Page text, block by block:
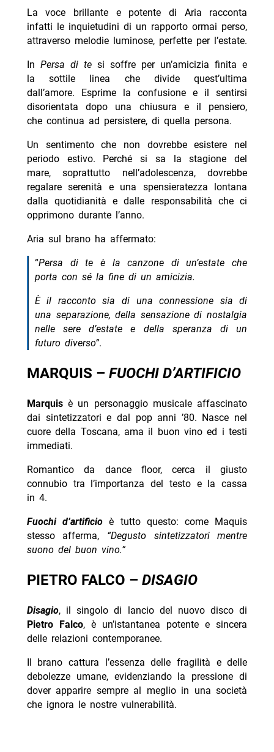
La voce brillante e potente di Aria racconta
infatti le inquietudini di un rapporto ormai perso,
attraverso melodie luminose, perfette per l’estate.
In Persa di tesi soffre per un’amicizia finita e
la sottile linea che divide quest’ultima
dall’amore. Esprime la confusione e il sentirsi
disorientata dopo una chiusura e il pensiero,
che continua ad persistere, di quella persona.
Un sentimento che non dovrebbe esistere nel
periodo estivo. Perché si sa la stagione del
mare, soprattutto nell’adolescenza, dovrebbe
regalare serenità e una spensieratezza lontana
dalla quotidianità e dalle responsabilità che ci
opprimono durante l’anno.
Aria sul brano ha affermato:
“Persa di te è la canzone di un’estate che
porta con sé la fine di un amicizia.
È il racconto sia di una connessione sia di
una separazione, della sensazione di nostalgia
nelle sere d’estate e della speranza di un
futuro diverso”.
MARQUIS – FUOCHI D’ARTIFICIO
Marquisè un personaggio musicale affascinato
dai sintetizzatori e dal pop anni ’80. Nasce nel
cuore della Toscana, ama il buon vino ed i testi
immediati.
Romantico da dance floor, cerca il giusto
connubio tra l’importanza del testo e la cassa
in 4.
Fuochi d’artificio è tutto questo: come Maquis
stesso afferma, “Degusto sintetizzatori mentre
suono del buon vino.”
PIETRO FALCO – DISAGIO
Disagio, il singolo di lancio del nuovo disco di
Pietro Falco, è un’istantanea potente e sincera
delle relazioni contemporanee.
Il brano cattura l’essenza delle fragilità e delle
debolezze umane, evidenziando la pressione di
dover apparire sempre al meglio in una società
che ignora le nostre vulnerabilità.